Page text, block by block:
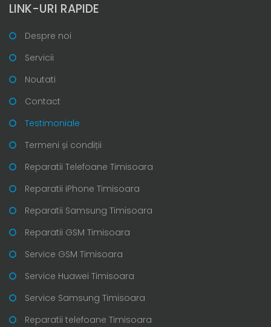
LINK-URI RAPIDE
Despre noi
Servicii
Noutati
Contact
Testimoniale
Termeni și condiții
Reparatii Telefoane Timisoara
Reparatii iPhone Timisoara
Reparatii Samsung Timisoara
Reparatii GSM Timisoara
Service GSM Timisoara
Service Huawei Timisoara
Service Samsung Timisoara
Reparatii telefoane Timisoara